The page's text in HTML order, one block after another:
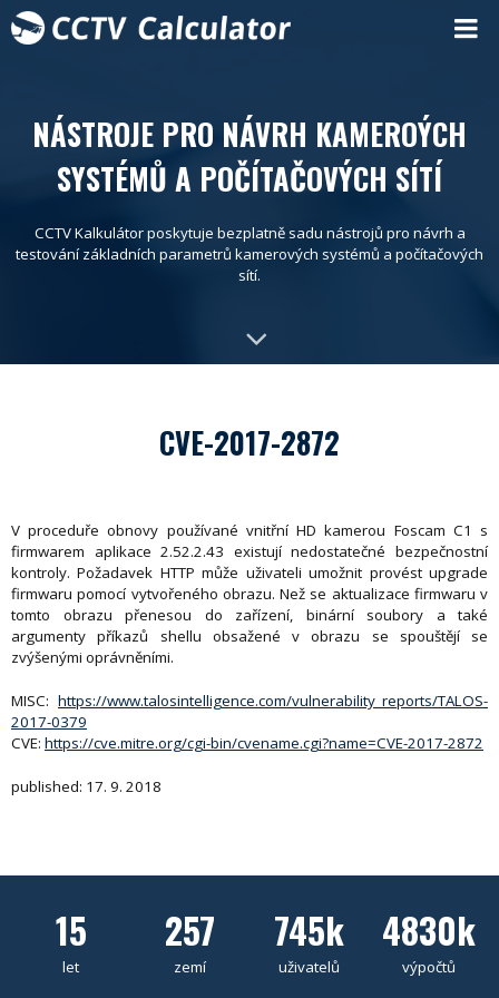
NÁSTROJE PRO NÁVRH KAMEROÝCH
SYSTÉMŮ A POČÍTAČOVÝCH SÍTÍ
CCTV Kalkulátor poskytuje bezplatně sadu nástrojů pro návrh a
testování základních parametrů kamerových systémů a počítačových
sítí.
CVE-2017-2872
V proceduře obnovy používané vnitřní HD kamerou Foscam C1 s
firmwarem aplikace 2.52.2.43 existují nedostatečné bezpečnostní
kontroly. Požadavek HTTP může uživateli umožnit provést upgrade
firmwaru pomocí vytvořeného obrazu. Než se aktualizace firmwaru v
tomto obrazu přenesou do zařízení, binární soubory a také
argumenty příkazů shellu obsažené v obrazu se spouštějí se
zvýšenými oprávněními.
MISC: https://www.talosintelligence.com/vulnerability_reports/TALOS-
2017-0379
CVE: https://cve.mitre.org/cgi-bin/cvename.cgi?name=CVE-2017-2872
published: 17. 9. 2018
15
let
257
zemí
745k
uživatelů
4830k
výpočtů